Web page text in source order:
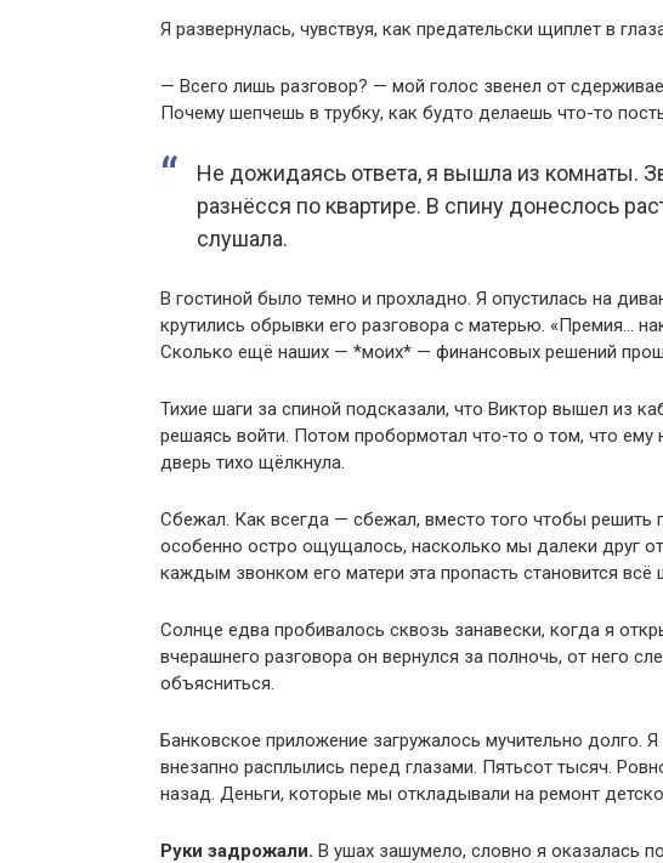
Я развернулась, чувствуя, как предательски щиплет в
— Всего лишь разговор? — мой голос звенел от
Почему шепчешь в трубку, как будто делаешь что-то
Не дожидаясь ответа, я вышла из комнаты.
разнёсся по квартире. В спину донеслось
слушала.
В гостиной было темно и прохладно. Я опустилась на
крутились обрывки его разговора с матерью. «Премия…
Сколько ещё наших — *моих* — финансовых решений
Тихие шаги за спиной подсказали, что Виктор вышел из
решаясь войти. Потом пробормотал что-то о том, что ему
дверь тихо щёлкнула.
Сбежал. Как всегда — сбежал, вместо того чтобы решить
особенно остро ощущалось, насколько мы далеки друг
каждым звонком его матери эта пропасть становится всё
Солнце едва пробивалось сквозь занавески, когда я
вчерашнего разговора он вернулся за полночь, от него
объясниться.
Банковское приложение загружалось мучительно долго.
внезапно расплылись перед глазами. Пятьсот тысяч.
назад. Деньги, которые мы откладывали на ремонт
Руки задрожали. В ушах зашумело, словно я оказалась